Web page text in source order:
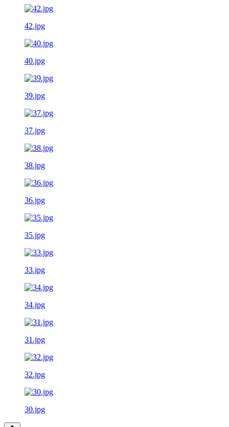
42.jpg
40.jpg
39.jpg
37.jpg
38.jpg
36.jpg
35.jpg
33.jpg
34.jpg
31.jpg
32.jpg
30.jpg